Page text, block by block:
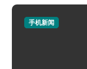
手机新闻